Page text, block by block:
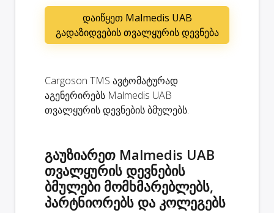
დაიწყეთ Malmedis UAB
გადაზიდვების თვალყურის დევნება
Cargoson TMS ავტომატურად
აგენერირებს Malmedis UAB
თვალყურის დევნების ბმულებს.
გაუზიარეთ Malmedis UAB
თვალყურის დევნების
ბმულები მომხმარებლებს,
პარტნიორებს და კოლეგებს